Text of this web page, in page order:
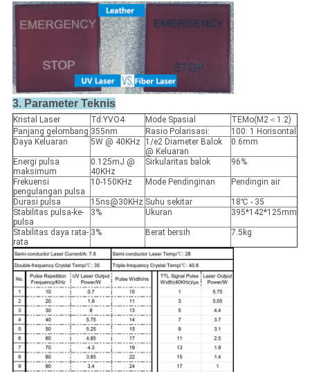
3. Parameter Teknis
Kristal Laser Td:YVO4 Mode Spasial
TEMo(M2＜1.2)
Panjang gelombang 355nm Rasio Polarisasi:
100: 1 Horisontal
Daya Keluaran
5W @ 40KHz 1/e2 Diameter Balok
@ Keluaran
0.6mm
Energi pulsa
maksimum
0.125mJ @
40KHz
Sirkularitas balok 96%
Frekuensi
pengulangan pulsa
10-150KHz Mode Pendinginan Pendingin air
Durasi pulsa 15ns@30KHz Suhu sekitar
18℃ - 35
Stabilitas pulsa-ke-
pulsa
3% Ukuran 395*142*125mm
Stabilitas daya rata-
rata
3% Berat bersih 7.5kg